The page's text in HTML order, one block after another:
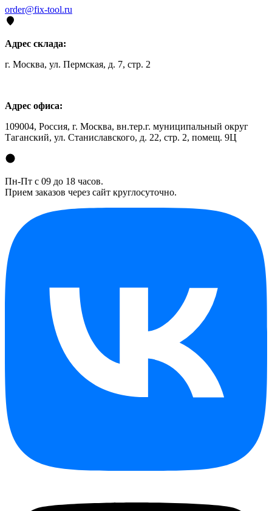
order@fix-tool.ru
Адрес склада:
г. Москва, ул. Пермская, д. 7, стр. 2
Адрес офиса:
109004, Россия, г. Москва, вн.тер.г. муниципальный округ
Таганский, ул. Станиславского, д. 22, стр. 2, помещ. 9Ц
Пн-Пт с 09 до 18 часов.
Прием заказов через сайт круглосуточно.